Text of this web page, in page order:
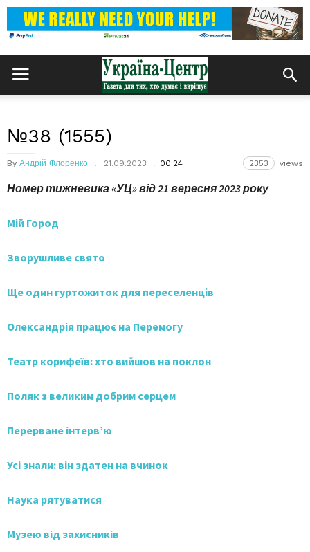
№38 (1555)
By Андрій Флоренко 21.09.2023 00:24 2353 views
Номер тижневика «УЦ» від 21 вересня 2023 року
Мій Город
Зворушливе свято
Ще один гуртожиток для переселенців
Олександрія працює на Перемогу
Театр корифеїв: хто вийшов на поклон
Поляк з великим добрим серцем
Перерване інтерв’ю
Усі знали: він здатен на вчинок
Наука рятуватися
Музею від захисників